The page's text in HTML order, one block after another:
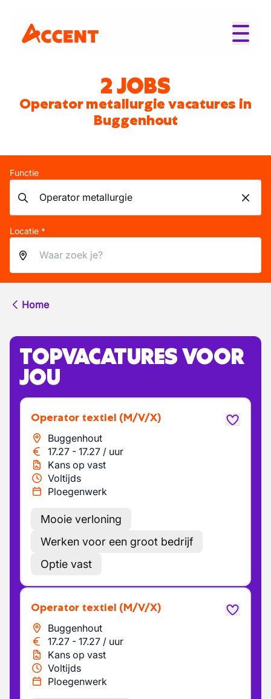
2 JOBS
Operator metallurgie vacatures in
Buggenhout
Functie
Locatie *
Home
TOPVACATURES VOOR
JOU
Operator textiel (M/V/X)
Buggenhout
17.27 - 17.27 / uur
Kans op vast
Voltijds
Ploegenwerk
Mooie verloning
Werken voor een groot bedrijf
Optie vast
Operator textiel (M/V/X)
Buggenhout
17.27 - 17.27 / uur
Kans op vast
Voltijds
Ploegenwerk